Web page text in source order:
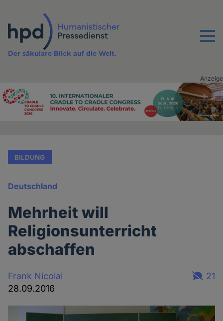
Inhalt
Menu
Der säkulare Blick auf die Welt.
Advertising
Anzeige
BILDUNG
Deutschland
Mehrheit will
Religionsunterricht
abschaffen
Frank Nicolai
28.09.2016
21